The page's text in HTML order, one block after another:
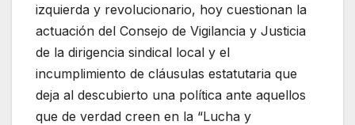
izquierda y revolucionario, hoy cuestionan la
actuación del Consejo de Vigilancia y Justicia
de la dirigencia sindical local y el
incumplimiento de cláusulas estatutaria que
deja al descubierto una política ante aquellos
que de verdad creen en la “Lucha y